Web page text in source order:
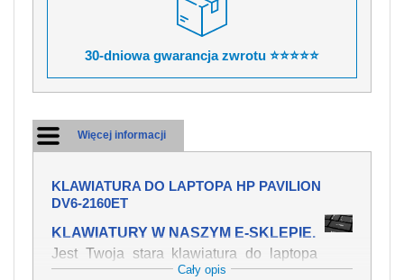
30-dniowa gwarancja zwrotu ⭐⭐⭐⭐⭐
Więcej informacji
KLAWIATURA DO LAPTOPA HP PAVILION
DV6-2160ET
KLAWIATURY W NASZYM E-SKLEPIE.
Jest Twoja stara klawiatura do laptopa
HP Pavilion dv6-2160et mechanicznie
Cały opis